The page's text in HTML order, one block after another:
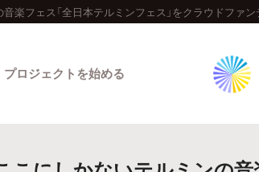
楽フェス「全日本テルミンフェス」をクラウドファン
プロジェクトを始める